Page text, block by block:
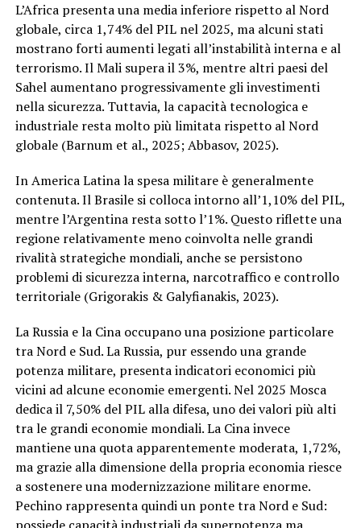
L’Africa presenta una media inferiore rispetto al Nord
globale, circa 1,74% del PIL nel 2025, ma alcuni stati
mostrano forti aumenti legati all’instabilità interna e al
terrorismo. Il Mali supera il 3%, mentre altri paesi del
Sahel aumentano progressivamente gli investimenti
nella sicurezza. Tuttavia, la capacità tecnologica e
industriale resta molto più limitata rispetto al Nord
globale (Barnum et al., 2025; Abbasov, 2025).
In America Latina la spesa militare è generalmente
contenuta. Il Brasile si colloca intorno all’1,10% del PIL,
mentre l’Argentina resta sotto l’1%. Questo riflette una
regione relativamente meno coinvolta nelle grandi
rivalità strategiche mondiali, anche se persistono
problemi di sicurezza interna, narcotraffico e controllo
territoriale (Grigorakis & Galyfianakis, 2023).
La Russia e la Cina occupano una posizione particolare
tra Nord e Sud. La Russia, pur essendo una grande
potenza militare, presenta indicatori economici più
vicini ad alcune economie emergenti. Nel 2025 Mosca
dedica il 7,50% del PIL alla difesa, uno dei valori più alti
tra le grandi economie mondiali. La Cina invece
mantiene una quota apparentemente moderata, 1,72%,
ma grazie alla dimensione della propria economia riesce
a sostenere una modernizzazione militare enorme.
Pechino rappresenta quindi un ponte tra Nord e Sud: